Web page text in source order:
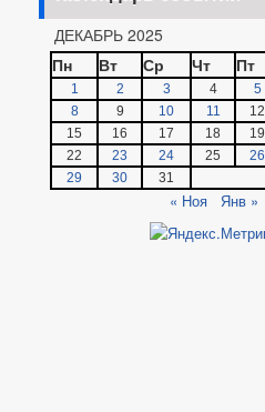
ДЕКАБРЬ 2025
Пн
Вт Ср Чт Пт
1 2 3 4 5
8
9 10 11 12
15
16 17 18 19
22
23 24 25 26
29
30 31
« Ноя Янв »